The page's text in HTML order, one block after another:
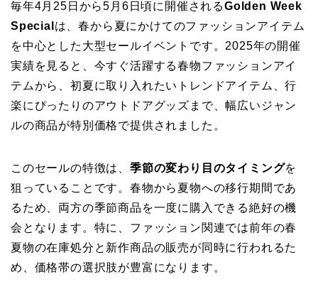
毎年4月25日から5月6日頃に開催されるGolden Week
Special は、春から夏にかけてのファッションアイテム
を中心とした大型セールイベントです。2025年の開催
実績を見ると、今すぐ活躍する春物ファッションアイ
テムから、初夏に取り入れたいトレンドアイテム、行
楽にぴったりのアウトドアグッズまで、幅広いジャン
ルの商品が特別価格で提供されました。
このセールの特徴は、 季節の変わり目のタイミングを
狙っていることです。春物から夏物への移行期間であ
るため、両方の季節商品を一度に購入できる絶好の機
会となります。特に、ファッション関連では前年の春
夏物の在庫処分と新作商品の販売が同時に行われるた
め、価格帯の選択肢が豊富になります。